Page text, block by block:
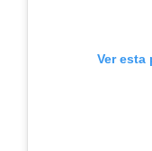
Ver esta